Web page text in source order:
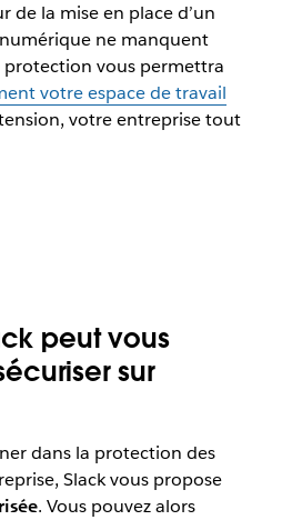
de la mise en place d’un
ne manquent
protection vous permettra
votre espace de travail
votre entreprise tout
peut vous
sur
dans la protection des
Slack vous propose
. Vous pouvez alors